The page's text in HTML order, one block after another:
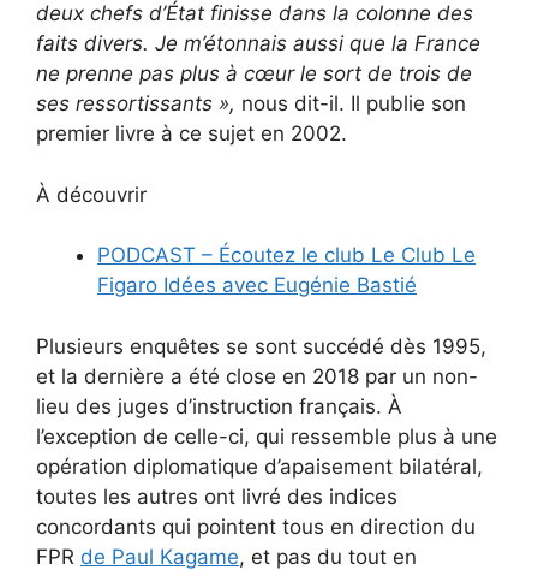
deux chefs d’État finisse dans la colonne des
faits divers. Je m’étonnais aussi que la France
ne prenne pas plus à cœur le sort de trois de
ses ressortissants », nous dit-il. Il publie son
premier livre à ce sujet en 2002.
À découvrir
PODCAST – Écoutez le club Le Club Le
Figaro Idées avec Eugénie Bastié
Plusieurs enquêtes se sont succédé dès 1995,
et la dernière a été close en 2018 par un non-
lieu des juges d’instruction français. À
l’exception de celle-ci, qui ressemble plus à une
opération diplomatique d’apaisement bilatéral,
toutes les autres ont livré des indices
concordants qui pointent tous en direction du
FPR de Paul Kagame, et pas du tout en